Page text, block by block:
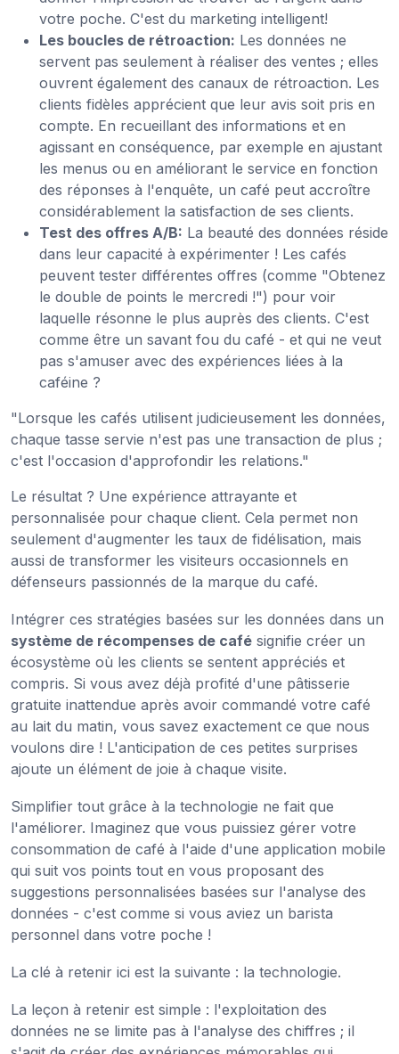
votre poche. C'est du marketing intelligent!
Les boucles de rétroaction: Les données ne
servent pas seulement à réaliser des ventes ; elles
ouvrent également des canaux de rétroaction. Les
clients fidèles apprécient que leur avis soit pris en
compte. En recueillant des informations et en
agissant en conséquence, par exemple en ajustant
les menus ou en améliorant le service en fonction
des réponses à l'enquête, un café peut accroître
considérablement la satisfaction de ses clients.
Test des offres A/B: La beauté des données réside
dans leur capacité à expérimenter ! Les cafés
peuvent tester différentes offres (comme "Obtenez
le double de points le mercredi !") pour voir
laquelle résonne le plus auprès des clients. C'est
comme être un savant fou du café - et qui ne veut
pas s'amuser avec des expériences liées à la
caféine ?
"Lorsque les cafés utilisent judicieusement les données,
chaque tasse servie n'est pas une transaction de plus ;
c'est l'occasion d'approfondir les relations."
Le résultat ? Une expérience attrayante et
personnalisée pour chaque client. Cela permet non
seulement d'augmenter les taux de fidélisation, mais
aussi de transformer les visiteurs occasionnels en
défenseurs passionnés de la marque du café.
Intégrer ces stratégies basées sur les données dans un
système de récompenses de café signifie créer un
écosystème où les clients se sentent appréciés et
compris. Si vous avez déjà profité d'une pâtisserie
gratuite inattendue après avoir commandé votre café
au lait du matin, vous savez exactement ce que nous
voulons dire ! L'anticipation de ces petites surprises
ajoute un élément de joie à chaque visite.
Simplifier tout grâce à la technologie ne fait que
l'améliorer. Imaginez que vous puissiez gérer votre
consommation de café à l'aide d'une application mobile
qui suit vos points tout en vous proposant des
suggestions personnalisées basées sur l'analyse des
données - c'est comme si vous aviez un barista
personnel dans votre poche !
La clé à retenir ici est la suivante : la technologie.
La leçon à retenir est simple : l'exploitation des
données ne se limite pas à l'analyse des chiffres ; il